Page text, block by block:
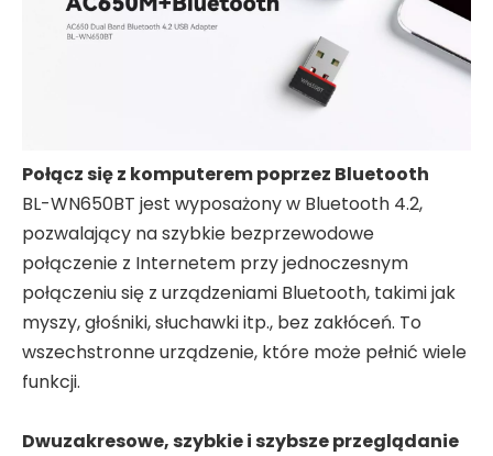
Połącz się z komputerem poprzez Bluetooth
BL-WN650BT jest wyposażony w Bluetooth 4.2,
pozwalający na szybkie bezprzewodowe
połączenie z Internetem przy jednoczesnym
połączeniu się z urządzeniami Bluetooth, takimi jak
myszy, głośniki, słuchawki itp., bez zakłóceń. To
wszechstronne urządzenie, które może pełnić wiele
funkcji.
Dwuzakresowe, szybkie i szybsze przeglądanie